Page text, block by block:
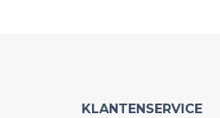
KLANTENSERVICE